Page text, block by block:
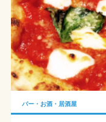
バー・お酒・居酒屋